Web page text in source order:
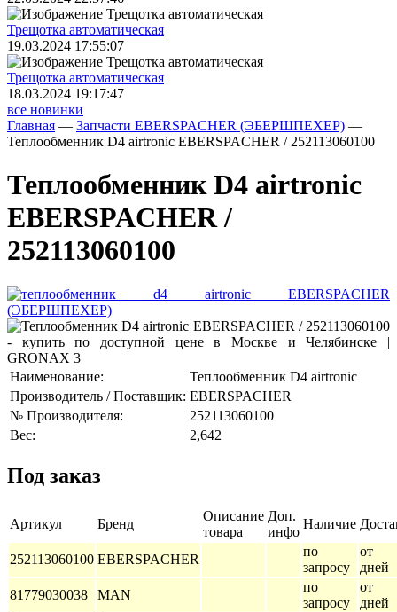
Трещoтка автоматическая
19.03.2024 17:55:07
Трещoтка автоматическая
18.03.2024 19:17:47
все новинки
Главная — Запчасти EBERSPACHER (ЭБЕРШПЕХЕР) —
Теплообменник D4 airtronic EBERSPACHER / 252113060100
Теплообменник D4 airtronic
EBERSPACHER /
252113060100
Наименование:
Теплообменник D4 airtronic
Производитель / Поставщик: EBERSPACHER
№ Производителя:
252113060100
Вес:
2,642
Под заказ
Артикул Бренд
Описание
товара
Доп.
инфо
Наличие
252113060100 EBERSPACHER
по
запросу
от
дней
81779030038
MAN
по
запросу
от
дней